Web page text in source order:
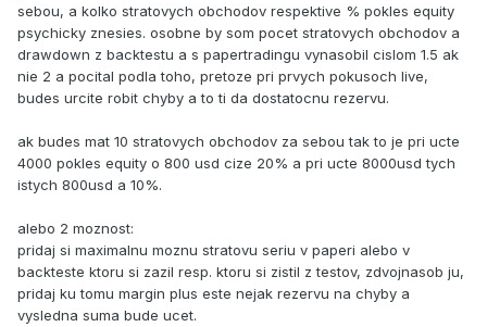
sebou, a kolko stratovych obchodov respektive % pokles equity
psychicky znesies. osobne by som pocet stratovych obchodov a
drawdown z backtestu a s papertradingu vynasobil cislom 1.5 ak
nie 2 a pocital podla toho, pretoze pri prvych pokusoch live,
budes urcite robit chyby a to ti da dostatocnu rezervu.
ak budes mat 10 stratovych obchodov za sebou tak to je pri ucte
4000 pokles equity o 800 usd cize 20% a pri ucte 8000usd tych
istych 800usd a 10%.
alebo 2 moznost:
pridaj si maximalnu moznu stratovu seriu v paperi alebo v
backteste ktoru si zazil resp. ktoru si zistil z testov, zdvojnasob ju,
pridaj ku tomu margin plus este nejak rezervu na chyby a
vysledna suma bude ucet.